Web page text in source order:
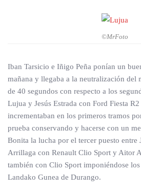
©MrFoto
Iban Tarsicio e Iñigo Peña ponían un
mañana y llegaba a la neutralización del
de 40 segundos con respecto a los
Lujua y Jesús Estrada con Ford Fiesta
incrementaban en los primeros tramos
prueba conservando y hacerse con un
Bonita la lucha por el tercer puesto entre
Arrillaga con Renault Clio Sport y Aitor
también con Clio Sport imponiéndose
Landako Gunea de Durango.